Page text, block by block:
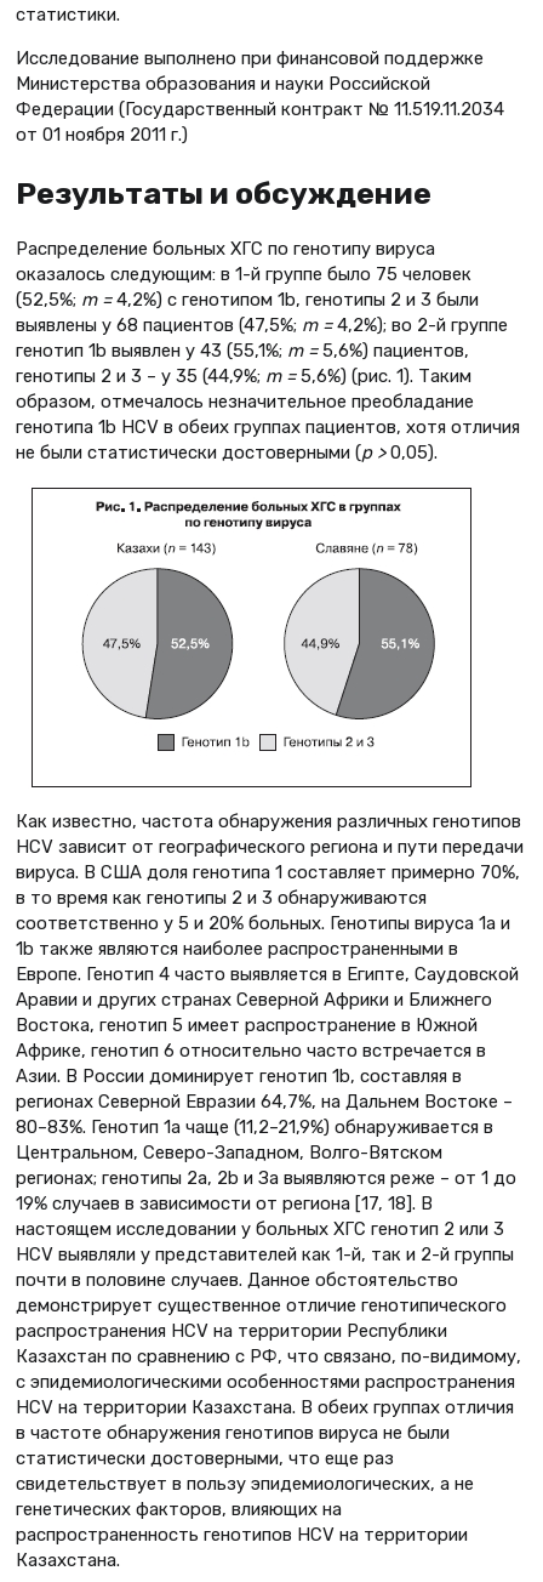
статистики.
Исследование выполнено при финансовой поддержке
Министерства образования и науки Российской
Федерации (Государственный контракт № 11.519.11.2034
от 01 ноября 2011 г.)
Результаты и обсуждение
Распределение больных ХГС по генотипу вируса
оказалось следующим: в 1-й группе было 75 человек
(52,5%; m =4,2%) с генотипом 1b, генотипы 2 и 3 были
выявлены у 68 пациентов (47,5%; m =4,2%); во 2-й группе
генотип 1b выявлен у 43 (55,1%; m =5,6%) пациентов,
генотипы 2 и 3 – у 35 (44,9%; m =5,6%) (рис. 1). Таким
образом, отмечалось незначительное преобладание
генотипа 1b HCV в обеих группах пациентов, хотя отличия
не были статистически достоверными (р >0,05).
Как известно, частота обнаружения различных генотипов
HCV зависит от географического региона и пути передачи
вируса. В США доля генотипа 1 составляет примерно 70%,
в то время как генотипы 2 и 3 обнаруживаются
соответственно у 5 и 20% больных. Генотипы вируса 1a и
1b также являются наиболее распространенными в
Европе. Генотип 4 часто выявляется в Египте, Саудовской
Аравии и других странах Северной Африки и Ближнего
Востока, генотип 5 имеет распространение в Южной
Африке, генотип 6 относительно часто встречается в
Азии. В России доминирует генотип 1b, составляя в
регионах Северной Евразии 64,7%, на Дальнем Востоке –
80–83%. Генотип 1a чаще (11,2–21,9%) обнаруживается в
Центральном, Северо-Западном, Волго-Вятском
регионах; генотипы 2а, 2b и За выявляются реже – от 1 до
19% случаев в зависимости от региона [17, 18]. В
настоящем исследовании у больных ХГС генотип 2 или 3
HCV выявляли у представителей как 1-й, так и 2-й группы
почти в половине случаев. Данное обстоятельство
демонстрирует существенное отличие генотипического
распространения HCV на территории Республики
Казахстан по сравнению с РФ, что связано, по-видимому,
с эпидемиологическими особенностями распространения
HCV на территории Казахстана. В обеих группах отличия
в частоте обнаружения генотипов вируса не были
статистически достоверными, что еще раз
свидетельствует в пользу эпидемиологических, а не
генетических факторов, влияющих на
распространенность генотипов HCV на территории
Казахстана.